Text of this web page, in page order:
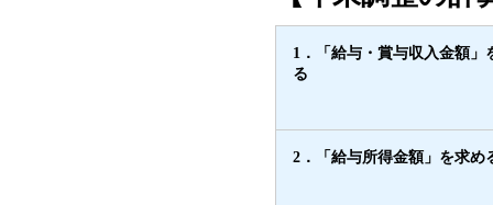
1．「給与・賞与収入金額」
る
2．「給与所得金額」を求め